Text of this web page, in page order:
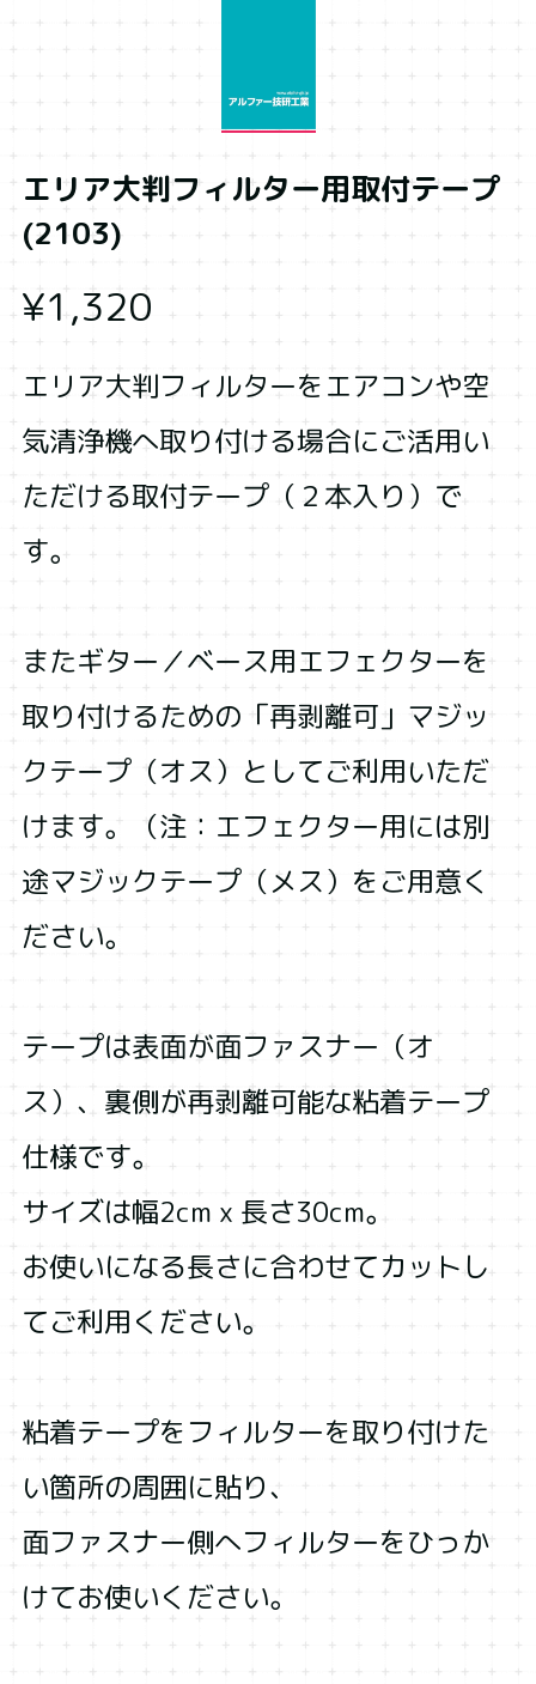
エリア大判フィルター用取付テープ
(2103)
¥1,320
エリア大判フィルターをエアコンや空
気清浄機へ取り付ける場合にご活用い
ただける取付テープ（２本入り）で
す。
またギター／ベース用エフェクターを
取り付けるための「再剥離可」マジッ
クテープ（オス）としてご利用いただ
けます。（注：エフェクター用には別
途マジックテープ（メス）をご用意く
ださい。
テープは表面が面ファスナー（オ
ス）、裏側が再剥離可能な粘着テープ
仕様です。
サイズは幅2cm x 長さ30cm。
お使いになる長さに合わせてカットし
てご利用ください。
粘着テープをフィルターを取り付けた
い箇所の周囲に貼り、
面ファスナー側へフィルターをひっか
けてお使いください。